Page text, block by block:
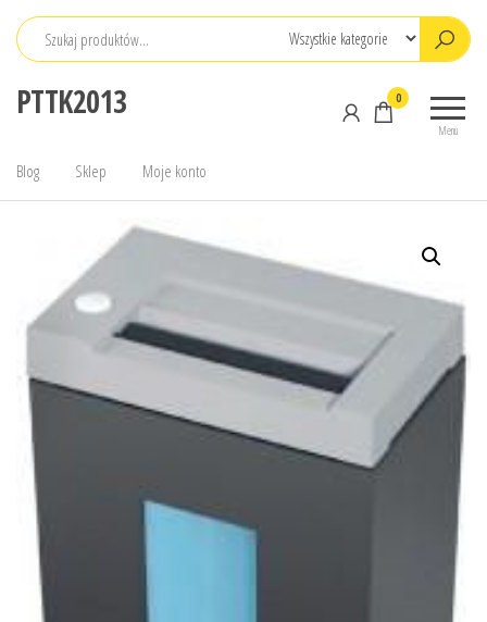
Przejdź
PTTK2013
Menu
0
Blog Sklep Moje konto